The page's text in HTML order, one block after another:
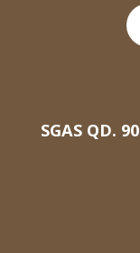
SGAS QD.